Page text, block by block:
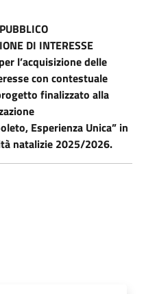
DI INTERESSE
l’acquisizione delle
con contestuale
finalizzato alla
Esperienza Unica” in
natalizie 2025/2026.